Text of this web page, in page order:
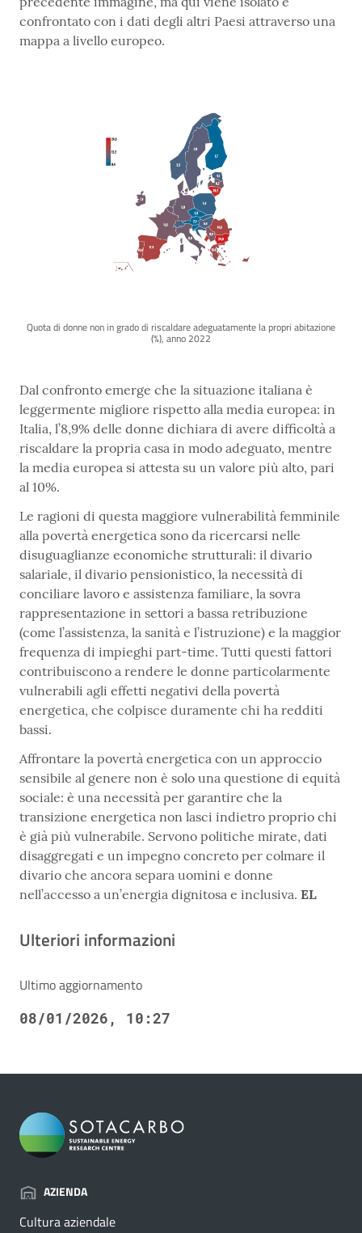
confrontato con i dati degli altri Paesi attraverso una
mappa a livello europeo.
Quota di donne non in grado di riscaldare adeguatamente la propri abitazione
(%), anno 2022
Dal confronto emerge che la situazione italiana è
leggermente migliore rispetto alla media europea: in
Italia, l’8,9% delle donne dichiara di avere difficoltà a
riscaldare la propria casa in modo adeguato, mentre
la media europea si attesta su un valore più alto, pari
al 10%.
Le ragioni di questa maggiore vulnerabilità femminile
alla povertà energetica sono da ricercarsi nelle
disuguaglianze economiche strutturali: il divario
salariale, il divario pensionistico, la necessità di
conciliare lavoro e assistenza familiare, la sovra
rappresentazione in settori a bassa retribuzione
(come l’assistenza, la sanità e l’istruzione) e la maggior
frequenza di impieghi part-time. Tutti questi fattori
contribuiscono a rendere le donne particolarmente
vulnerabili agli effetti negativi della povertà
energetica, che colpisce duramente chi ha redditi
bassi.
Affrontare la povertà energetica con un approccio
sensibile al genere non è solo una questione di equità
sociale: è una necessità per garantire che la
transizione energetica non lasci indietro proprio chi
è già più vulnerabile. Servono politiche mirate, dati
disaggregati e un impegno concreto per colmare il
divario che ancora separa uomini e donne
nell’accesso a un’energia dignitosa e inclusiva. EL
Ulteriori informazioni
Ultimo aggiornamento
08/01/2026, 10:27
AZIENDA
Cultura aziendale